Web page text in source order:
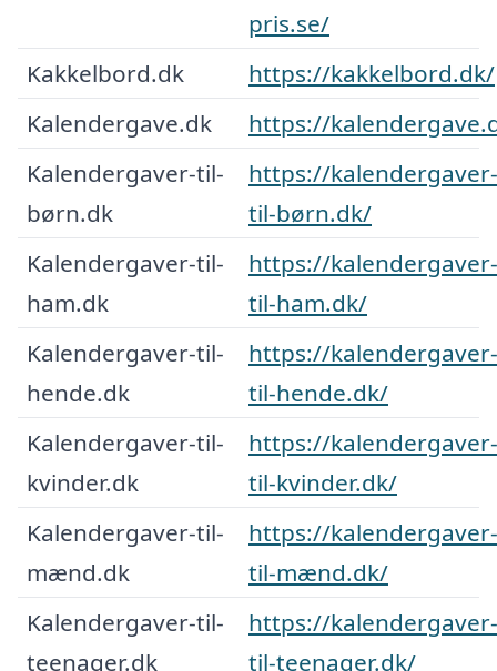
pris.se/
Kakkelbord.dk
https://kakkelbord.dk/
Kalendergave.dk
https://
Kalendergaver-til-
børn.dk
https://kalendergaver-
til-børn.dk/
Kalendergaver-til-
ham.dk
https://kalendergaver-
til-ham.dk/
Kalendergaver-til-
hende.dk
https://kalendergaver-
til-hende.dk/
Kalendergaver-til-
kvinder.dk
https://kalendergaver-
til-kvinder.dk/
Kalendergaver-til-
mænd.dk
https://kalendergaver-
til-mænd.dk/
Kalendergaver-til-
teenager.dk
https://kalendergaver-
til-teenager.dk/